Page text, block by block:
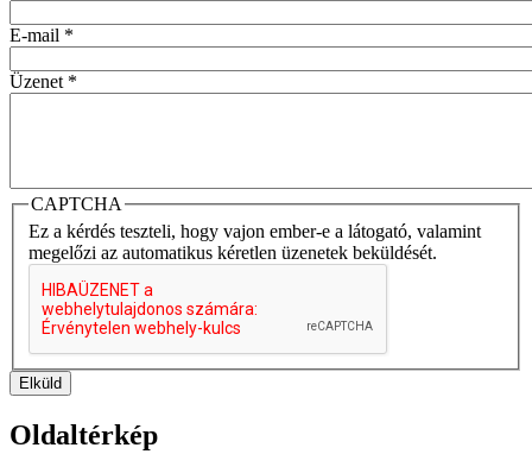
E-mail *
Üzenet *
CAPTCHA
Ez a kérdés teszteli, hogy vajon ember-e a látogató, valamint
megelőzi az automatikus kéretlen üzenetek beküldését.
Elküld
Oldaltérkép